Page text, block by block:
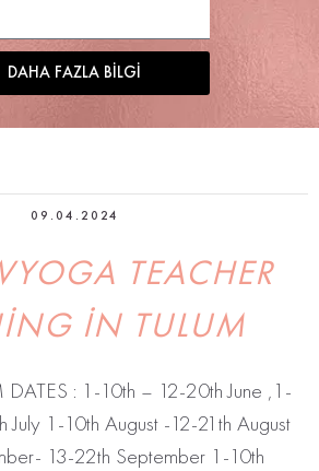
DAHA FAZLA BILGI
09.04.2024
TEACHER
IN TULUM
: 1-10th – 12-20th June ,1-
July 1-10th August -12-21th August
13-22th September 1-10th